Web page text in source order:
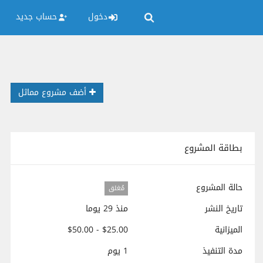
دخول حساب جديد
أضف مشروع مماثل
بطاقة المشروع
حالة المشروع مُغلق
تاريخ النشر
منذ 29 يوما
الميزانية
$25.00 - $50.00
مدة التنفيذ
1 يوم